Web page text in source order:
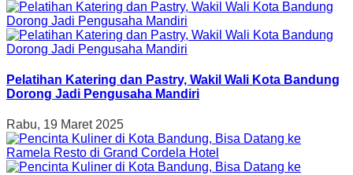
Pelatihan Katering dan Pastry, Wakil Wali Kota Bandung
Dorong Jadi Pengusaha Mandiri
Rabu, 19 Maret 2025